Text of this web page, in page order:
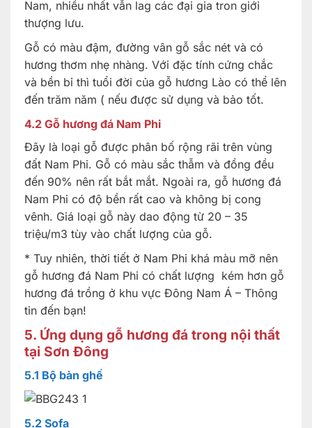
Nam, nhiều nhất vẫn lag các đại gia tron giới
thượng lưu.
Gỗ có màu đậm, đường vân gỗ sắc nét và có
hương thơm nhẹ nhàng. Với đặc tính cứng chắc
và bền bỉ thì tuổi đời của gỗ hương Lào có thể lên
đến trăm năm ( nếu được sử dụng và bảo tốt.
4.2 Gỗ hương đá Nam Phi
Đây là loại gỗ được phân bố rộng rãi trên vùng
đất Nam Phi. Gỗ có màu sắc thẫm và đồng đều
đến 90% nên rất bắt mắt. Ngoài ra, gỗ hương đá
Nam Phi có độ bền rất cao và không bị cong
vênh. Giá loại gỗ này dao động từ 20 – 35
triệu/m3 tùy vào chất lượng của gỗ.
* Tuy nhiên, thời tiết ở Nam Phi khá màu mỡ nên
gỗ hương đá Nam Phi có chất lượng kém hơn gỗ
hương đá trồng ở khu vực Đông Nam Á – Thông
tin đến bạn!
5. Ứng dụng gỗ hương đá trong nội thất
tại Sơn Đông
5.1 Bộ bàn ghế
5.2 Sofa